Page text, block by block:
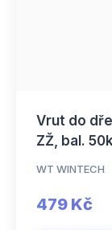
Vrut do
ZŽ, bal.
WT WINTECH
479 Kč